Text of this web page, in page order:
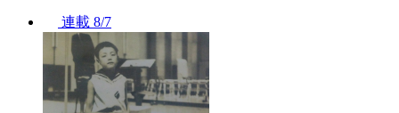
連載 8/7